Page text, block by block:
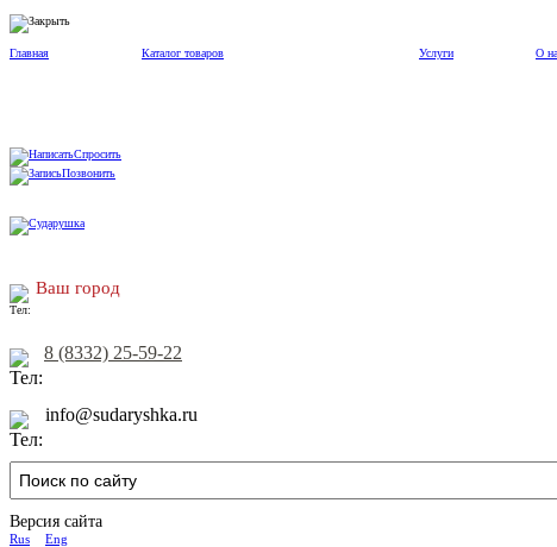
Главная Каталог товаров Услуги О
Спросить
Позвонить
Ваш город
8 (8332) 25-59-22
info@sudaryshka.ru
Версия сайта
Rus Eng